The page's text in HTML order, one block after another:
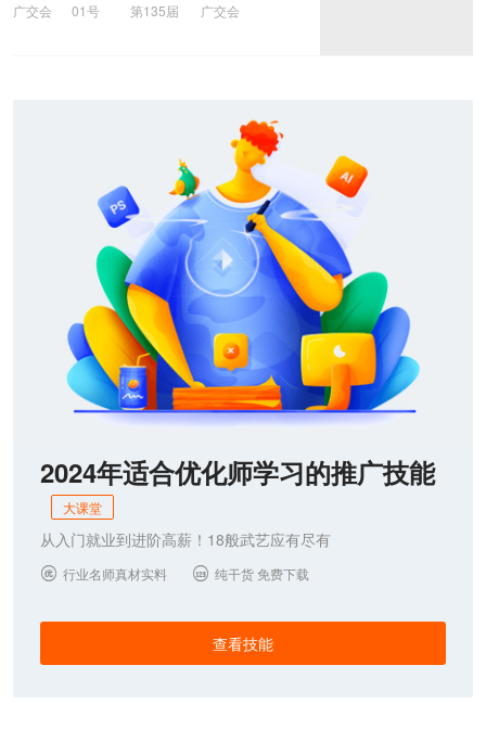
广交会 01号 第135届 广交会
2024年适合优化师学习的推广技能
大课堂
从入门就业到进阶高薪！18般武艺应有尽有
 行业名师真材实料  纯干货 免费下载
查看技能